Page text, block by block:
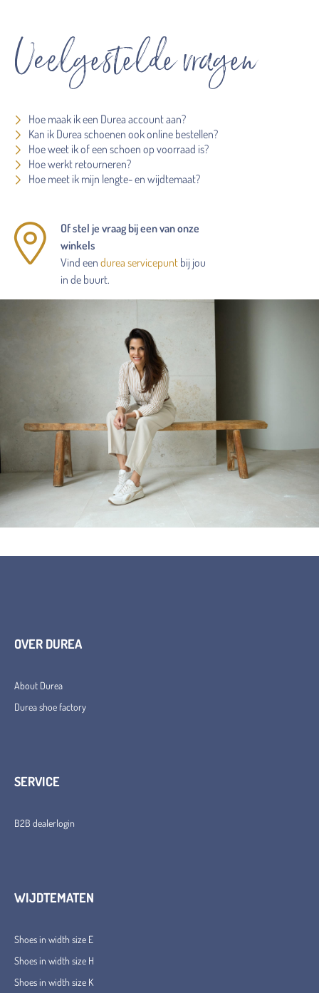
Veelgestelde vragen
Hoe maak ik een Durea account aan?
Kan ik Durea schoenen ook online bestellen?
Hoe weet ik of een schoen op voorraad is?
Hoe werkt retourneren?
Hoe meet ik mijn lengte- en wijdtemaat?
Of stel je vraag bij een van onze
winkels
Vind een durea servicepunt bij jou
in de buurt.
OVER DUREA
About Durea
Durea shoe factory
SERVICE
B2B dealerlogin
WIJDTEMATEN
Shoes in width size E
Shoes in width size H
Shoes in width size K